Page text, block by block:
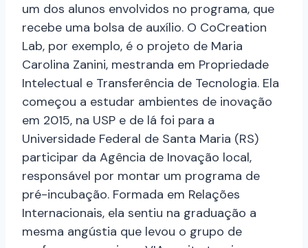
um dos alunos envolvidos no programa, que
recebe uma bolsa de auxílio. O CoCreation
Lab, por exemplo, é o projeto de Maria
Carolina Zanini, mestranda em Propriedade
Intelectual e Transferência de Tecnologia. Ela
começou a estudar ambientes de inovação
em 2015, na USP e de lá foi para a
Universidade Federal de Santa Maria (RS)
participar da Agência de Inovação local,
responsável por montar um programa de
pré-incubação. Formada em Relações
Internacionais, ela sentiu na graduação a
mesma angústia que levou o grupo de